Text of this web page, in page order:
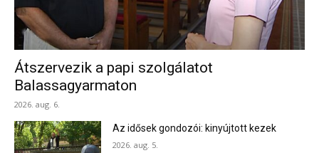
Átszervezik a papi szolgálatot
Balassagyarmaton
2026. aug. 6.
Az idősek gondozói: kinyújtott kezek
2026. aug. 5.